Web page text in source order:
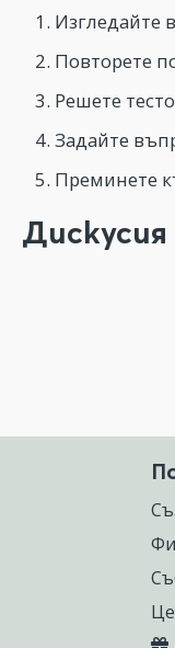
Изгледайте
Повторете
Решете
Задайте
Преминете